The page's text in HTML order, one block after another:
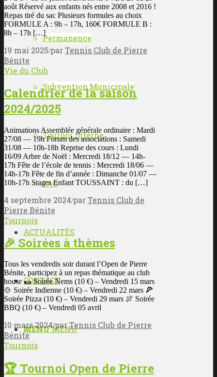
Permanence
Subvention Municipale
Tournoi interne
FAQ
ACTUALITÉS
CONTACT
MENUMENU
août Réservé aux enfants nés entre 2008 et 2016 !
Repas tiré du sac Plusieurs formules au choix
FORMULE A : 9h – 17h, 160€ FORMULE B :
8h – 17h […]
19 mai 2025/parTennis Club de Pierre
Bénite
Vie du Club
Calendrier de la saison
2024/2025
Animations Assemblée générale ordinaire : Mardi
27/08 — 19h Forum des associations : Samedi
31/08 — 10h-18h Reprise des cours : Lundi
16/09 Arbre de Noël : Mercredi 18/12 — 14h-
17h Fête de l’école de tennis : Mercredi 18/06 —
14h-17h Fête de fin d’année : Dimanche 01/07 —
10h-17h Stages Enfant TOUSSAINT : du […]
4 septembre 2024/parTennis Club de
Pierre Bénite
Tournois
🎉 Soirées à thèmes
Tous les vendredis soir durant l’Open de Pierre
Bénite, participez à un repas thématique au club
house 🌯 Soirée Nems (10 €) – Vendredi 15 mars
🍲 Soirée Indienne (10 €) – Vendredi 22 mars 🍕
Soirée Pizza (10 €) – Vendredi 29 mars 🍖 Soirée
BBQ (10 €) – Vendredi 05 avril
10 mars 2024/parTennis Club de Pierre
Bénite
Tournois
🏆 Tournoi Open de Pierre